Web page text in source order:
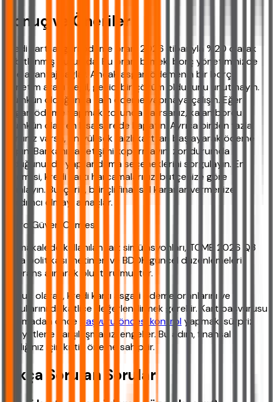
Sonuç ve Öneriler
Kredi kartı asgari ödeme oranı 2026 itibarıyla %20 olarak
sabitlenmiş durumda. Bu oranı bilmek, borç yönetiminizde
size avantaj sağlar. Ancak asgari ödemenin bir borç
yönetim aracı değil, geçici bir çözüm olduğunu unutmayın.
Mümkün olduğunca tam ödeme yapmaya çalışın. Eğer
asgari ödeme yapmak zorunda kalırsanız, kalan borcu
mümkün olan en kısa sürede kapatın. Ayrıca birden fazla
kartınız varsa, en yüksek faizli karttan başlayarak ödeme
yapın. Bankanızla iletişimi koparmayın; zor durumda
olduğunuzda yapılandırma seçeneklerini sorgulayın. En
önemlisi, kredi kartı harcamalarınızı bütçenize göre
planlayın. Bu içerik, bilinçli finansal kararlar vermenize
yardımcı olmayı amaçlar.
Mikro Güven Cümlesi:
Bu makalede kullanılan faiz simülasyonları, TCMB 2026 Q3
para politikası metinleri ve BDDK güncel düzenlemeleri
referans alınarak oluşturulmuştur.
Sonuç olarak, kredi kartı asgari ödeme oranlarını ve
koşullarını dikkatlice değerlendirmek gerekir. Kart başvurusu
yapmadan önce
başvuru öncesi kontrolyapmak, sürpriz
maliyetlerle karşılaşmanızı engeller. Bu adım, finansal
sağlığınız için kritik öneme sahiptir.
Sıkça Sorulan Sorular